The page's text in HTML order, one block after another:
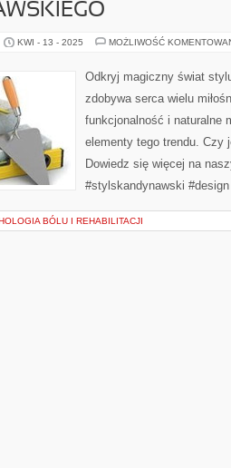
KWI - 13 - 2025 MOŻLIWOŚĆ
Odkryj magiczny świat
zdobywa serca wielu
funkcjonalność i naturalne
elementy tego trendu. Czy
Dowiedz się więcej na
#stylskandynawski
BÓLU I REHABILITACJI